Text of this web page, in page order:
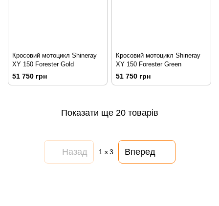
Кросовий мотоцикл Shineray
XY 150 Forester Gold
51 750 грн
Кросовий мотоцикл Shineray
XY 150 Forester Green
51 750 грн
Показати ще 20 товарів
Назад 1з 3 Вперед